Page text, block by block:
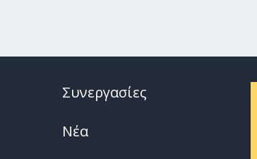
Συνεργασίες
Νέα